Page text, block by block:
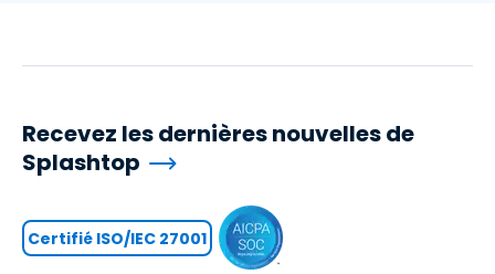
Recevez les dernières nouvelles de
Splashtop
Certifié ISO/IEC 27001